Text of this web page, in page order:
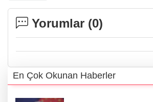
Yorumlar (0)
En Çok Okunan Haberler